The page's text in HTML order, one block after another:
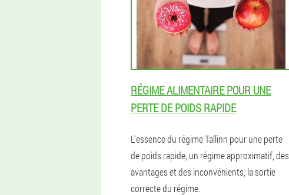
RÉGIME ALIMENTAIRE POUR UNE
PERTE DE POIDS RAPIDE
L'essence du régime Tallinn pour une perte
de poids rapide, un régime approximatif, des
avantages et des inconvénients, la sortie
correcte du régime.